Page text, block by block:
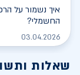
איך נשמור על
החשמלי?
03.04.2026
שאלות